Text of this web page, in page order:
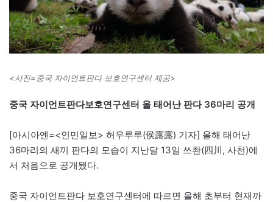
<사진=중국 자이언트판다 보호연구센터 제공>
중국 자이언트판다보호연구센터 올 태어난 판다 36마리 공개
[아시아엔=<인민일보> 허우루루(侯露露) 기자] 올해 태어난
36마리의 새끼 판다의 모습이 지난달 13일 쓰촨(四川, 사천)에
서 처음으로 공개됐다.
중국 자이언트판다 보호연구센터에 따르면 올해 초부터 현재까